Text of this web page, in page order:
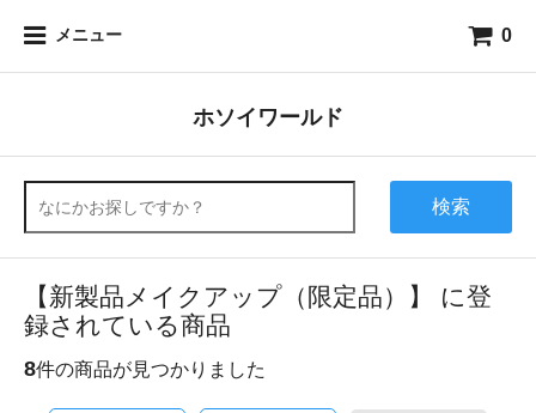
メニュー 0
ホソイワールド
検索
【新製品メイクアップ（限定品）】 に登
録されている商品
8件の商品が見つかりました